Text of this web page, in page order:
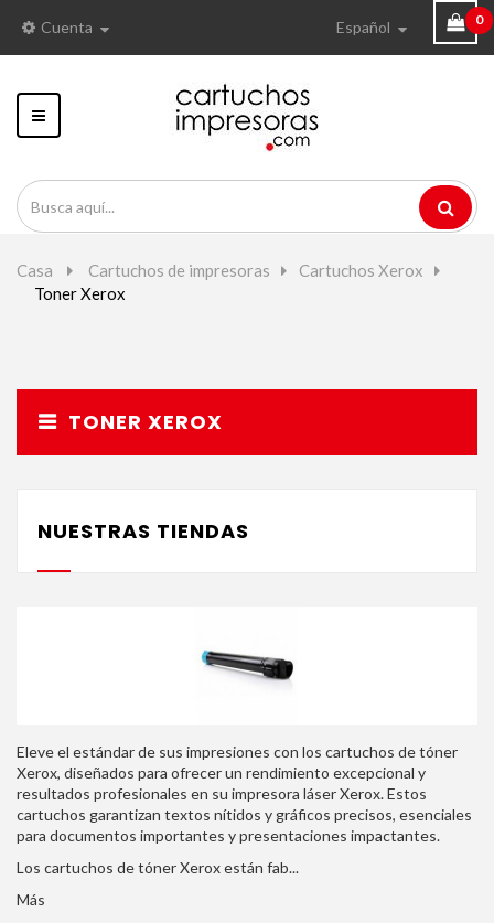
0
Español
Cuenta
Navegación
Toggle
Casa > Cartuchos de impresoras >
Cartuchos Xerox
Toner Xerox
TONER XEROX
NUESTRAS TIENDAS
Eleve el estándar de sus impresiones con los cartuchos de tóner
Xerox, diseñados para ofrecer un rendimiento excepcional y
resultados profesionales en su impresora láser Xerox. Estos
cartuchos garantizan textos nítidos y gráficos precisos, esenciales
para documentos importantes y presentaciones impactantes.
Los cartuchos de tóner Xerox están fab...
Más